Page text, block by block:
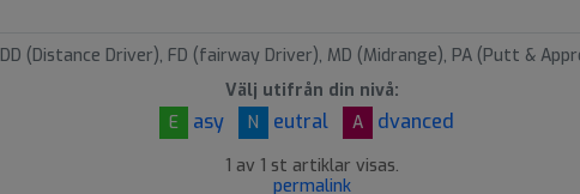
s
l
d
DD (Distance Driver), FD (fairway Driver), MD (Midrange), PA (Putt &
Välj utifrån din nivå:
E
asy N eutral A dvanced
1 av 1 st artiklar visas.
permalink